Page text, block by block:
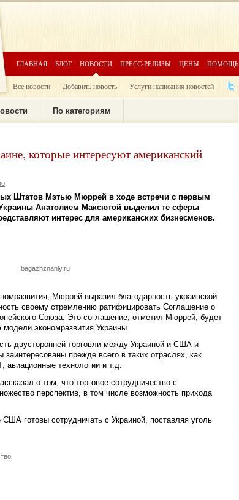
ГЛАВНАЯ БЛОГ НОВОСТИ ПРЕСС-РЕЛИЗЫ ЦЕНЫ ПОМОЩЬ
Все новости Добавить новость Услуги написания новостей
По категориям
которые интересуют американский
Штатов Мэтью Мюррей в ходе встречи с первым
Анатолием Максютой выделил те сферы
интерес для американских бизнесменов.
bagazhznaniy.ru
Мюррей выразил благодарность украинской
своему стремлению ратифицировать Соглашение о
Союза. Это соглашение, отметил Мюррей, будет
экономразвития Украины.
двусторонней торговли между Украиной и США и
прежде всего в таких отраслях, как
авиационные технологии и т.д.
о том, что торговое сотрудничество с
перспектив, в том числе возможность прихода
готовы сотрудничать с Украиной, поставляя уголь